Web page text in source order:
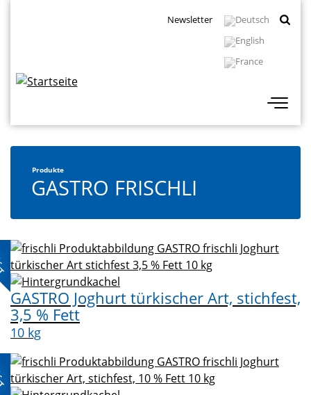
Newsletter
Produkte
GASTRO FRISCHLI
GASTRO Joghurt türkischer Art, stichfest,
3,5 % Fett
10 kg